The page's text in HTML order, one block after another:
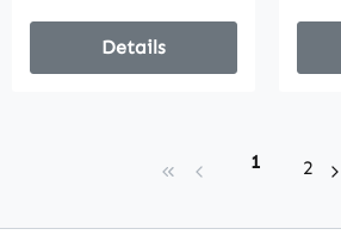
Einstiegshilfe mit
Teppich Stauraum
für Sofa Bett
Details
Seite
1 Seite
2